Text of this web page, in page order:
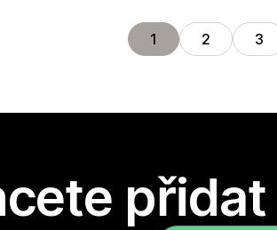
1 2 3